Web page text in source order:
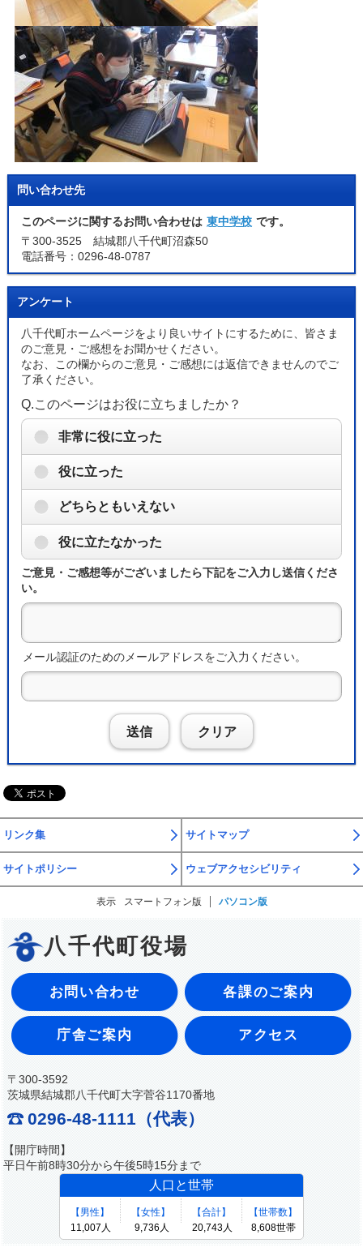
問い合わせ先
このページに関するお問い合わせは 東中学校 です。
〒300-3525 結城郡八千代町沼森50
電話番号：0296-48-0787
アンケート
八千代町ホームページをより良いサイトにするために、皆さま
のご意見・ご感想をお聞かせください。
なお、この欄からのご意見・ご感想には返信できませんのでご
了承ください。
Q.このページはお役に立ちましたか？
非常に役に立った
役に立った
どちらともいえない
役に立たなかった
ご意見・ご感想等がございましたら下記をご入力し送信くださ
い。
メール認証のためのメールアドレスをご入力ください。
送信 クリア
リンク集 サイトマップ
サイトポリシー ウェブアクセシビリティ
表示 スマートフォン版 パソコン版
八千代町役場
お問い合わせ 各課のご案内
庁舎ご案内 アクセス
〒300-3592
茨城県結城郡八千代町大字菅谷1170番地
0296-48-1111（代表）
【開庁時間】
平日午前8時30分から午後5時15分まで